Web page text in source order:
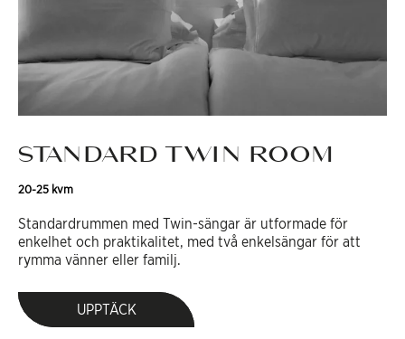
STANDARD TWIN ROOM
20-25 kvm
Standardrummen med Twin-sängar är utformade för
enkelhet och praktikalitet, med två enkelsängar för att
rymma vänner eller familj.
UPPTÄCK